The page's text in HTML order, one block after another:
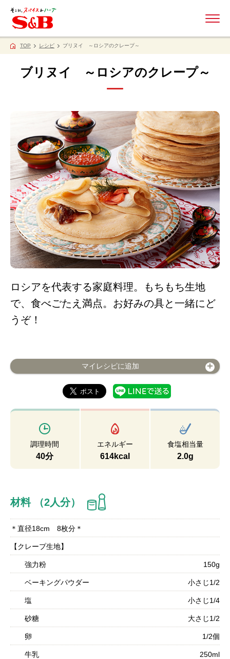
TOP レシピ ブリヌイ ～ロシアのクレープ～
ブリヌイ ～ロシアのクレープ～
ロシアを代表する家庭料理。もちもち生地
で、食べごたえ満点。お好みの具と一緒にど
うぞ！
マイレシピに追加
調理時間
40分
エネルギー
614kcal
食塩相当量
2.0g
材料 （2人分）
＊直径18cm 8枚分＊
【クレープ生地】
強力粉 150g
ベーキングパウダー 小さじ1/2
塩 小さじ1/4
砂糖 大さじ1/2
卵 1/2個
牛乳 250ml